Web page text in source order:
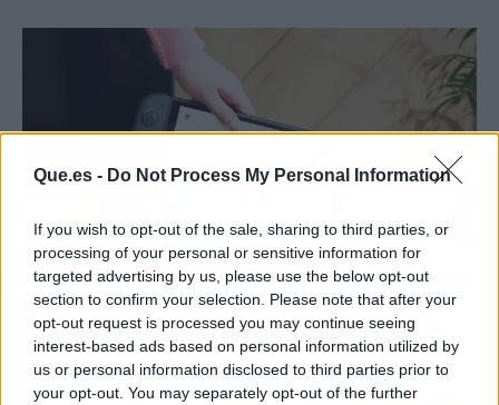
Que.es - Do Not Process My Personal Information
If you wish to opt-out of the sale, sharing to third parties, or
processing of your personal or sensitive information for
targeted advertising by us, please use the below opt-out
section to confirm your selection. Please note that after your
opt-out request is processed you may continue seeing
interest-based ads based on personal information utilized by
us or personal information disclosed to third parties prior to
your opt-out. You may separately opt-out of the further
Una Nintendo Switch 2 en su dock | Fuente: Agencias
Los jugadores alegan que ese escenario
constituiría un caso de enriquecimiento injusto